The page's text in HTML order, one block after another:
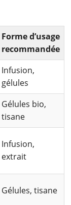
Forme d’usage
recommandée
Infusion,
gélules
Gélules bio,
tisane
Infusion,
extrait
Gélules, tisane